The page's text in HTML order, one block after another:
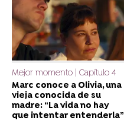
Mejor momento | Capítulo 4
Marc conoce a Olivia, una
vieja conocida de su
madre: “La vida no hay
que intentar entenderla”